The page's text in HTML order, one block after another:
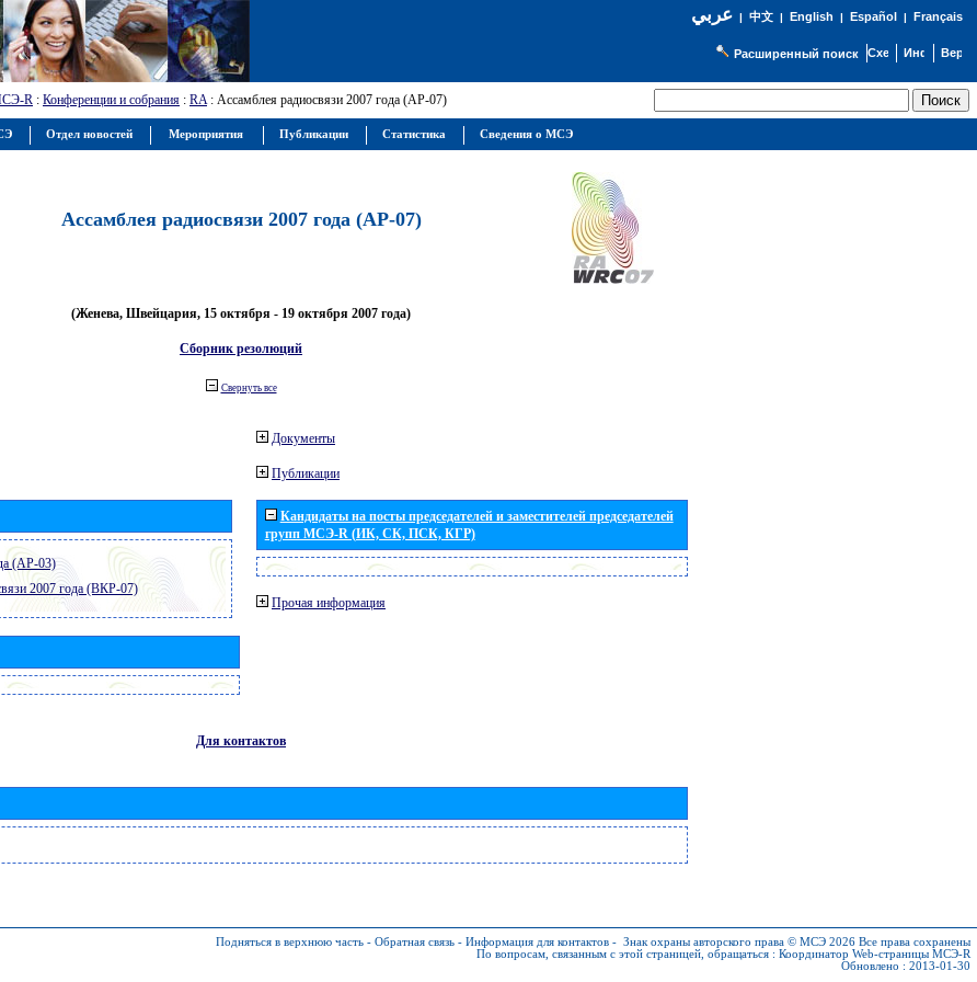
عربي| 中文| English | Español | Français
Расширенный поиск
R : Конференции и собрания : RA: Ассамблея радиосвязи 2007 года (АР-07)
Ассамблея радиосвязи 2007 года (АР-07)
(Женева, Швейцария, 15 октября - 19 октября 2007 года)
Сборник резолюций
Свернуть все
(АР-03)
2007 года (ВКР-07)
Документы
Публикации
Кандидаты на посты председателей и заместителей председателей
групп МСЭ-R (ИК, СК, ПСК, КГР)
Прочая информация
Для контактов
Подняться в верхнюю часть - Обратная связь - Информация для контактов - Знак охраны авторского права © МСЭ 2026 Все права сохранены
По вопросам, связанным с этой страницей, обращаться : Координатор Web-страницы МСЭ-R
Обновлено : 2013-01-30
Отдел новостей Мероприятия Публикации Статистика Сведения о МСЭ